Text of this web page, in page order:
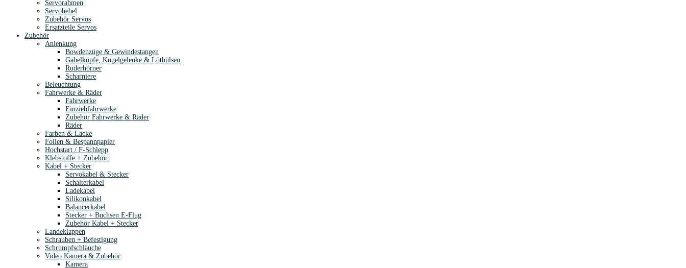
Servorahmen
Servohebel
Zubehör Servos
Ersatzteile Servos
Zubehör
Anlenkung
Bowdenzüge & Gewindestangen
Gabelköpfe, Kugelgelenke & Löthülsen
Ruderhörner
Scharniere
Beleuchtung
Fahrwerke & Räder
Fahrwerke
Einziehfahrwerke
Zubehör Fahrwerke & Räder
Räder
Farben & Lacke
Folien & Bespannpapier
Hochstart / F-Schlepp
Klebstoffe + Zubehör
Kabel + Stecker
Servokabel & Stecker
Schalterkabel
Ladekabel
Silikonkabel
Balancerkabel
Stecker + Buchsen E-Flug
Zubehör Kabel + Stecker
Landeklappen
Schrauben + Befestigung
Schrumpfschläuche
Video Kamera & Zubehör
Kamera